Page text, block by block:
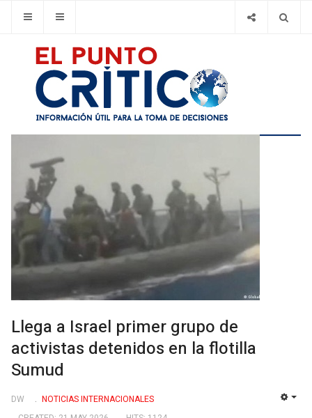
Llega a Israel primer grupo de
activistas detenidos en la flotilla
Sumud
DW
NOTICIAS INTERNACIONALES